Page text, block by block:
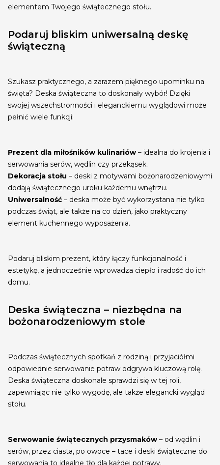
elementem Twojego świątecznego stołu.
Podaruj bliskim uniwersalną deskę
świąteczną
Szukasz praktycznego, a zarazem pięknego upominku na
święta? Deska świąteczna to doskonały wybór! Dzięki
swojej wszechstronności i eleganckiemu wyglądowi może
pełnić wiele funkcji:
Prezent dla miłośników kulinariów – idealna do krojenia i
serwowania serów, wędlin czy przekąsek.
Dekoracja stołu – deski z motywami bożonarodzeniowymi
dodają świątecznego uroku każdemu wnętrzu.
Uniwersalność – deska może być wykorzystana nie tylko
podczas świąt, ale także na co dzień, jako praktyczny
element kuchennego wyposażenia.
Podaruj bliskim prezent, który łączy funkcjonalność i
estetykę, a jednocześnie wprowadza ciepło i radość do ich
domu.
Deska świąteczna – niezbędna na
bożonarodzeniowym stole
Podczas świątecznych spotkań z rodziną i przyjaciółmi
odpowiednie serwowanie potraw odgrywa kluczową rolę.
Deska świąteczna doskonale sprawdzi się w tej roli,
zapewniając nie tylko wygodę, ale także elegancki wygląd
stołu.
Serwowanie świątecznych przysmaków – od wędlin i
serów, przez ciasta, po owoce – tace i deski świąteczne do
serwowania to idealne tło dla każdej potrawy.